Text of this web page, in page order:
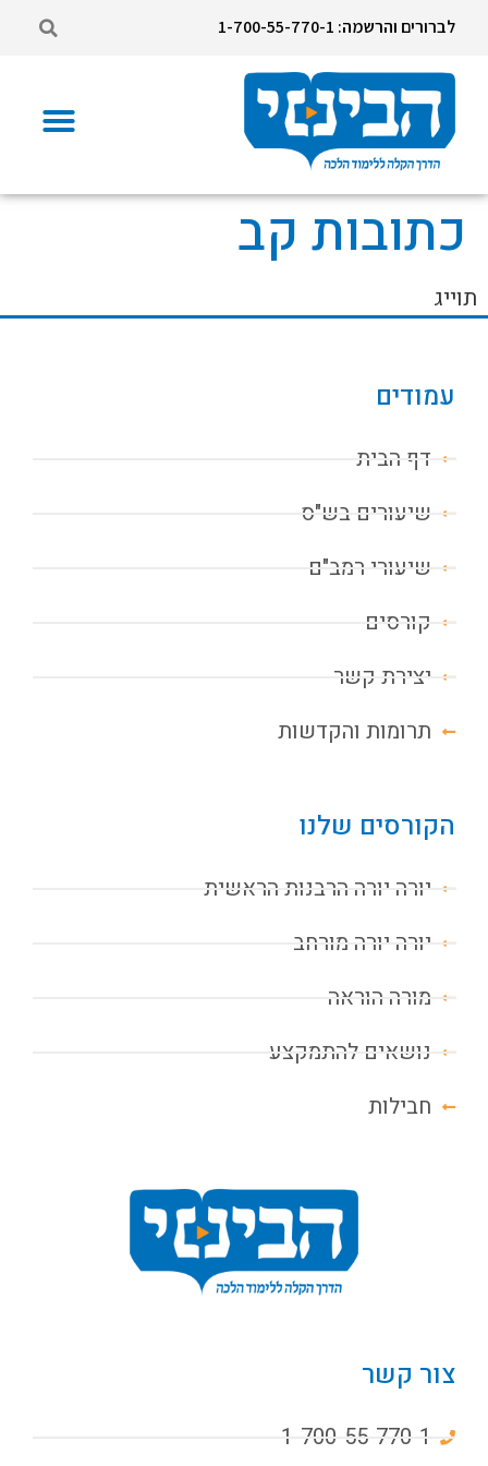
לברורים והרשמה: 1-700-55-770-1
כתובות קב
תוייג
עמודים
דף הבית
שיעורים בש"ס
שיעורי רמב"ם
קורסים
יצירת קשר
תרומות והקדשות
הקורסים שלנו
יורה יורה הרבנות הראשית
יורה יורה מורחב
מורה הוראה
נושאים להתמקצע
חבילות
צור קשר
1-700-55-770-1